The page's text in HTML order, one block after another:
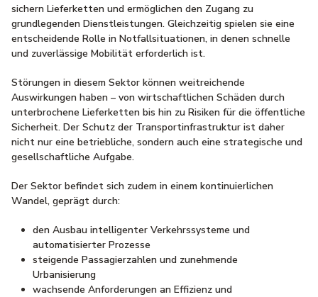
sichern Lieferketten und ermöglichen den Zugang zu
grundlegenden Dienstleistungen. Gleichzeitig spielen sie eine
entscheidende Rolle in Notfallsituationen, in denen schnelle
und zuverlässige Mobilität erforderlich ist.
Störungen in diesem Sektor können weitreichende
Auswirkungen haben – von wirtschaftlichen Schäden durch
unterbrochene Lieferketten bis hin zu Risiken für die öffentliche
Sicherheit. Der Schutz der Transportinfrastruktur ist daher
nicht nur eine betriebliche, sondern auch eine strategische und
gesellschaftliche Aufgabe.
Der Sektor befindet sich zudem in einem kontinuierlichen
Wandel, geprägt durch:
den Ausbau intelligenter Verkehrssysteme und
automatisierter Prozesse
steigende Passagierzahlen und zunehmende
Urbanisierung
wachsende Anforderungen an Effizienz und